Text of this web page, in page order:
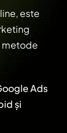
este
metode
Ads
și